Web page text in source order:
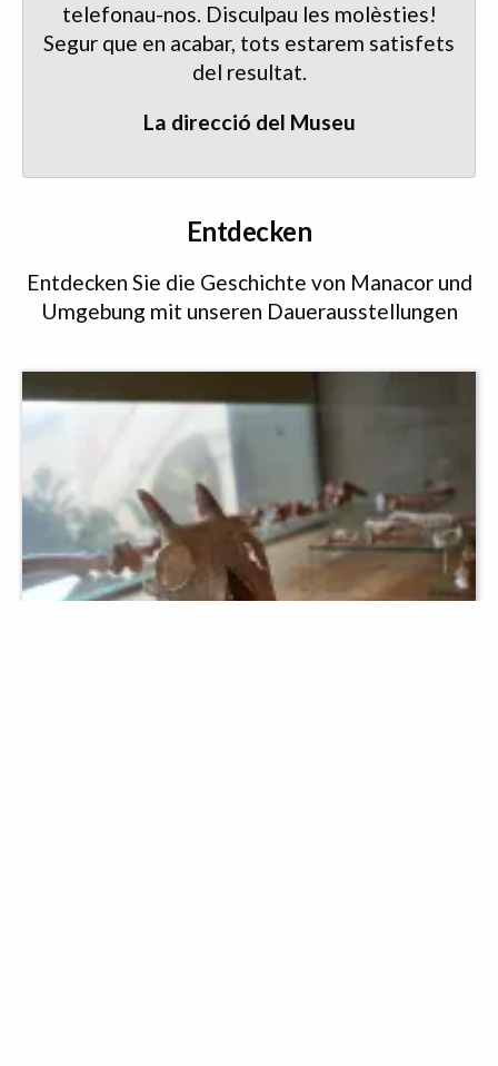
telefonau-nos. Disculpau les molèsties!
Segur que en acabar, tots estarem satisfets
del resultat.
La direcció del Museu
Entdecken
Entdecken Sie die Geschichte von Manacor und
Umgebung mit unseren Dauerausstellungen